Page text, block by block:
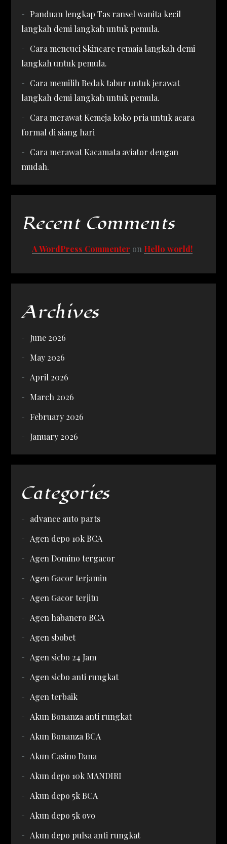
Panduan lengkap Tas ransel wanita kecil
langkah demi langkah untuk pemula.
Cara mencuci Skincare remaja langkah demi
langkah untuk pemula.
Cara memilih Bedak tabur untuk jerawat
langkah demi langkah untuk pemula.
Cara merawat Kemeja koko pria untuk acara
formal di siang hari
Cara merawat Kacamata aviator dengan
mudah.
Recent Comments
A WordPress Commenter on Hello world!
Archives
June 2026
May 2026
April 2026
March 2026
February 2026
January 2026
Categories
advance auto parts
Agen depo 10k BCA
Agen Domino tergacor
Agen Gacor terjamin
Agen Gacor terjitu
Agen habanero BCA
Agen sbobet
Agen sicbo 24 Jam
Agen sicbo anti rungkat
Agen terbaik
Akun Bonanza anti rungkat
Akun Bonanza BCA
Akun Casino Dana
Akun depo 10k MANDIRI
Akun depo 5k BCA
Akun depo 5k ovo
Akun depo pulsa anti rungkat